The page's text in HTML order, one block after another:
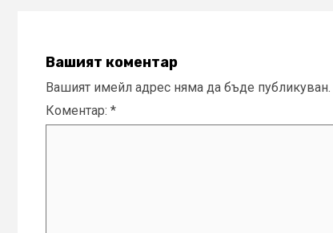
Вашият коментар
Вашият имейл адрес няма да бъде публикуван.
Коментар: *